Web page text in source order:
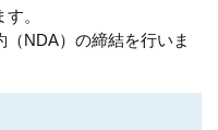
。
NDA）の締結を行いま